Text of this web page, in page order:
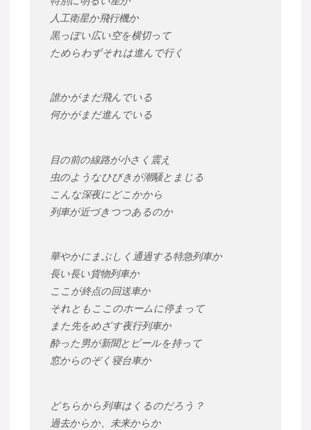
人工衛星か飛行機か
黒っぽい広い空を横切って
ためらわずそれは進んで行く
誰かがまだ飛んでいる
何かがまだ進んでいる
目の前の線路が小さく震え
虫のようなひびきが潮騒とまじる
こんな深夜にどこかから
列車が近づきつつあるのか
華やかにまぶしく通過する特急列車か
長い長い貨物列車か
ここが終点の回送車か
それともここのホームに停まって
また先をめざす夜行列車か
酔った男が新聞とビールを持って
窓からのぞく寝台車か
どちらから列車はくるのだろう？
過去からか、未来からか